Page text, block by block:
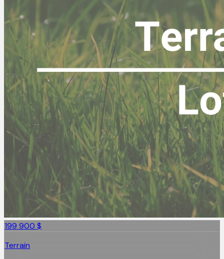
199 900 $
Terrain